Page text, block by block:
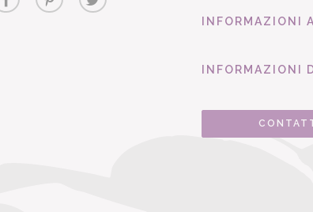
INFORMAZIONI
INFORMAZIONI